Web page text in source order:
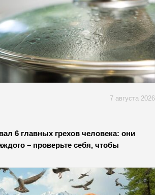
7 августа 2026
6 главных грехов человека: они
– проверьте себя, чтобы